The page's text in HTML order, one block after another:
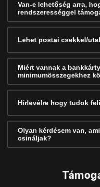
Van-e lehetőség arra,
rendszerességgel
Lehet postai csekkel/
Miért vannak a
minimumösszegekhez
Hírlevélre hogy tudok
Olyan kérdésem van,
csináljak?